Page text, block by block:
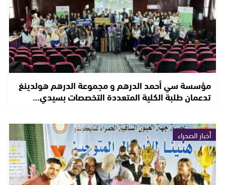
مؤسسة سي أحمد الدرهم و مجموعة الدرهم هولدينغ
تدعمان طلبة الكلية المتعددة التخصصات بسيدي…
أخبار الصحراء